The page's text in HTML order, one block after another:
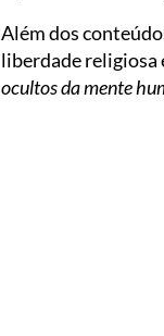
Além dos
liberdade religiosa
ocultos da mente